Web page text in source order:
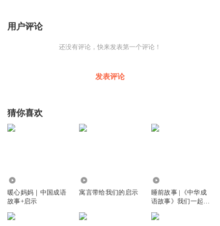
用户评论
还没有评论，快来发表第一个评论！
发表评论
猜你喜欢
暖心妈妈｜中国成语
故事+启示
寓言带给我们的启示
睡前故事 |《中华成
语故事》我们一起学